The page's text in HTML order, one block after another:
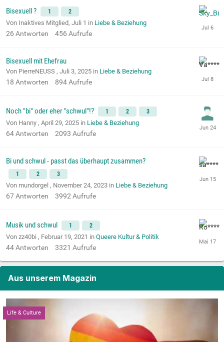
Bisexuell ? 1 2
Von Inaktives Mitglied, Juli 1 in Liebe & Beziehung
26 Antworten 456 Aufrufe
Bisexuell mit Ehefrau
Von PierreNEUSS , Juli 3, 2025 in Liebe & Beziehung
18 Antworten 894Aufrufe
Noch "bi" oder eher "schwul"!? 1 2 3
Von Hanny , April 29, 2025 in Liebe & Beziehung
64Antworten 2093 Aufrufe
Bi und schwul - passt das überhaupt zusammen?
1 2 3
Von mundorgel , November 24, 2023 in Liebe & Beziehung
67Antworten 3992 Aufrufe
Musik und schwul 1 2
Von zz40bi , Februar 19, 2021 in Queere Kultur & Politik
44Antworten 3321 Aufrufe
Aus unserem Magazin
Life & Culture